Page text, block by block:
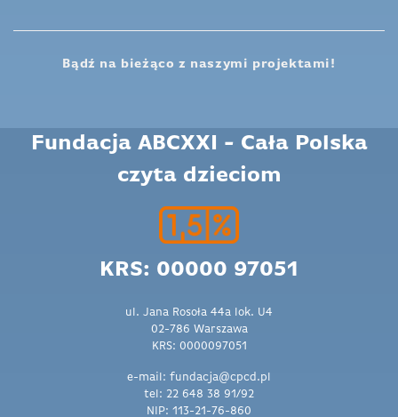
Bądź na bieżąco z naszymi projektami!
Fundacja ABCXXI - Cała Polska
czyta dzieciom
KRS: 00000 97051
ul. Jana Rosoła 44a lok. U4
02-786 Warszawa
KRS: 0000097051
e-mail: fundacja@cpcd.pl
tel: 22 648 38 91/92
NIP: 113-21-76-860